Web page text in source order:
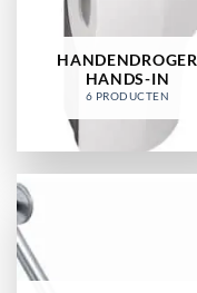
HANDENDROGER
HANDS-IN
6 PRODUCTEN